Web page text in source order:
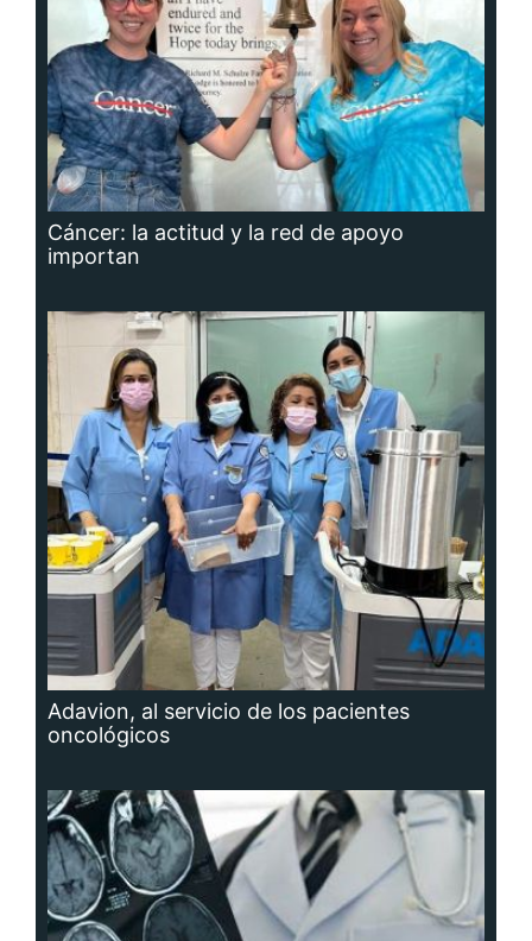
Cáncer: la actitud y la red de apoyo
importan
Adavion, al servicio de los pacientes
oncológicos